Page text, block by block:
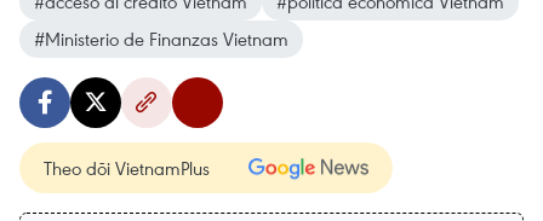
#Ministerio de Finanzas Vietnam
Theo dõi VietnamPlus